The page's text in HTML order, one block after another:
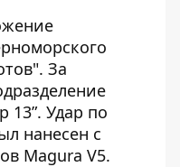
За
13”. Удар по
нанесен с
Magura V5.